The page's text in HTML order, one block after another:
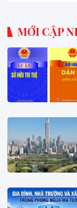
MỚI CẬP